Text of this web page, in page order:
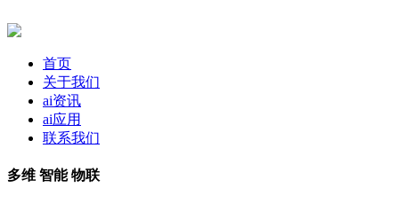
首页
关于我们
ai资讯
ai应用
联系我们
多维 智能 物联